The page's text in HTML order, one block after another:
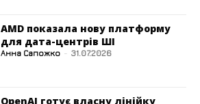
AMD показала нову платформу
для дата-центрів ШІ
Анна Сапожко - 31.07.2026
OpenAI готує власну лінійку